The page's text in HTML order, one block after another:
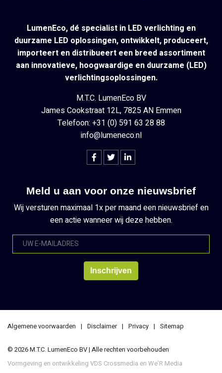
LumenEco, dé specialist in LED verlichting en
duurzame LED oplossingen, ontwikkelt, produceert,
importeert en distribueert een breed assortiment
aan innovatieve, hoogwaardige en duurzame (LED)
verlichtingsoplossingen.
M.T.C. LumenEco BV
James Cookstraat 12L, 7825 AN Emmen
Telefoon: +31 (0) 591 63 28 88
info@lumeneco.nl
Meld u aan voor onze nieuwsbrief
Wij versturen maximaal 1x per maand een nieuwsbrief en
een actie wanneer wij deze hebben.
Algemene voorwaarden Disclaimer Privacy Sitemap
© 2026 M.T.C. LumenEco BV | Alle rechten voorbehouden
Vormgeving en ontwikkeling VDS Crossmedia en We’R Media